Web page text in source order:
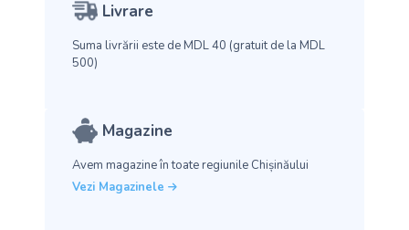
Livrare
Suma livrării este de MDL 40 (gratuit de la MDL
500)
Magazine
Avem magazine în toate regiunile Chișinăului
Vezi Magazinele